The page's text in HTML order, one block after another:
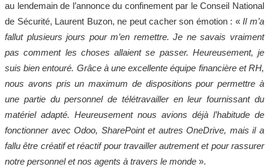
au lendemain de l’annonce du confinement par le Conseil National
de Sécurité, Laurent Buzon, ne peut cacher son émotion : «Il m’a
fallut plusieurs jours pour m’en remettre. Je ne savais vraiment
pas comment les choses allaient se passer. Heureusement, je
suis bien entouré. Grâce à une excellente équipe financière et RH,
nous avons pris un maximum de dispositions pour permettre à
une partie du personnel de télétravailler en leur fournissant du
matériel adapté. Heureusement nous avions déjà l’habitude de
fonctionner avec Odoo, SharePoint et autres OneDrive, mais il a
fallu être créatif et réactif pour travailler autrement et pour rassurer
notre personnel et nos agents à travers le monde ».